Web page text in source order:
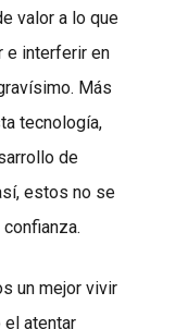
valor a lo que
e interferir en
Más
tecnología,
de
estos no se
un mejor vivir
el atentar